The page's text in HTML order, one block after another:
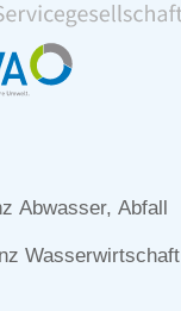
Abwasser, Abfall
Wasserwirtschaft